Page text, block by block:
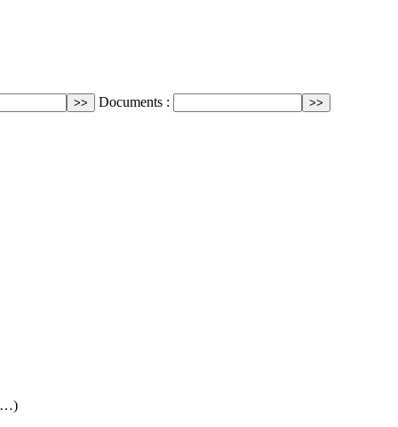
Documents :